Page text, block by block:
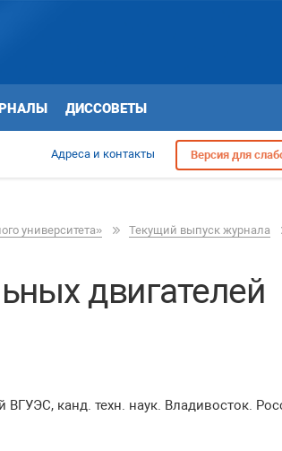
ДИССОВЕТЫ
Адреса и контакты Версия для
университета»
Текущий выпуск журнала
двигателей
канд. техн. наук. Владивосток.